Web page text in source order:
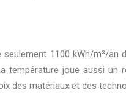
1100 kWh/m²/an
température joue aussi un
des matériaux et des